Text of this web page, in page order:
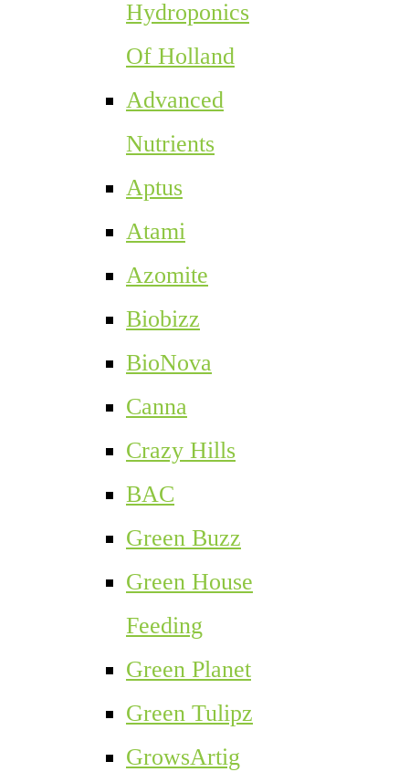
Hydroponics
Of Holland
Advanced
Nutrients
Aptus
Atami
Azomite
Biobizz
BioNova
Canna
Crazy Hills
BAC
Green Buzz
Green House
Feeding
Green Planet
Green Tulipz
GrowsArtig